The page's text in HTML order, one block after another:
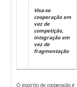
Visa-se
cooperação em
vez de
competição,
integração em
vez de
fragmentação
O espírito de cooperação é